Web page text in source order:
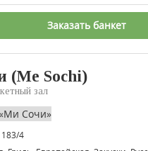
Заказать банкет
(Me Sochi)
зал
4